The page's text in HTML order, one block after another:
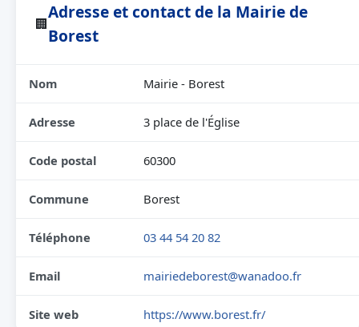
🏢
Adresse et contact de la Mairie de
Borest
Nom Mairie - Borest
Adresse 3 place de l'Église
Code postal 60300
Commune Borest
Téléphone 03 44 54 20 82
Email mairiedeborest@wanadoo.fr
Site web https://www.borest.fr/